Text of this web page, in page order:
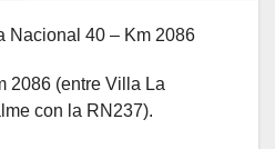
Nacional 40 – Km 2086
2086 (entre Villa La
con la RN237).